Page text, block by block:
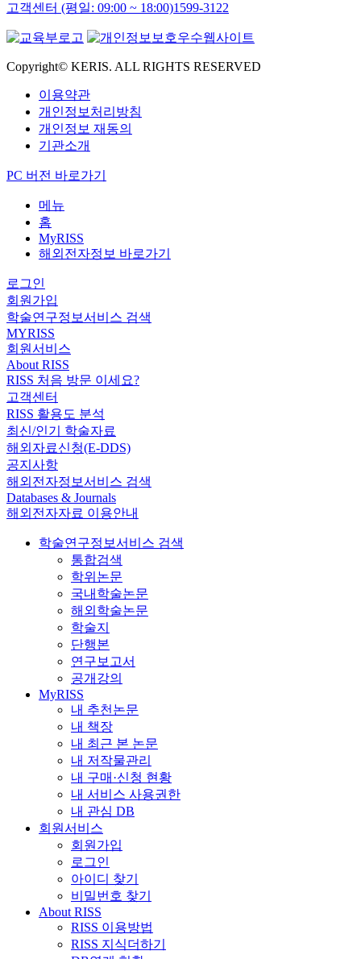
고객센터 (평일: 09:00 ~ 18:00)1599-3122
Copyright© KERIS. ALL RIGHTS RESERVED
이용약관
개인정보처리방침
개인정보 재동의
기관소개
PC 버전 바로가기
메뉴
홈
MyRISS
해외전자정보 바로가기
로그인
회원가입
학술연구정보서비스 검색
MYRISS
회원서비스
About RISS
RISS 처음 방문 이세요?
고객센터
RISS 활용도 분석
최신/인기 학술자료
해외자료신청(E-DDS)
공지사항
해외전자정보서비스 검색
Databases & Journals
해외전자자료 이용안내
학술연구정보서비스 검색
통합검색
학위논문
국내학술논문
해외학술논문
학술지
단행본
연구보고서
공개강의
MyRISS
내 추천논문
내 책장
내 최근 본 논문
내 저작물관리
내 구매·신청 현황
내 서비스 사용권한
내 관심 DB
회원서비스
회원가입
로그인
아이디 찾기
비밀번호 찾기
About RISS
RISS 이용방법
RISS 지식더하기